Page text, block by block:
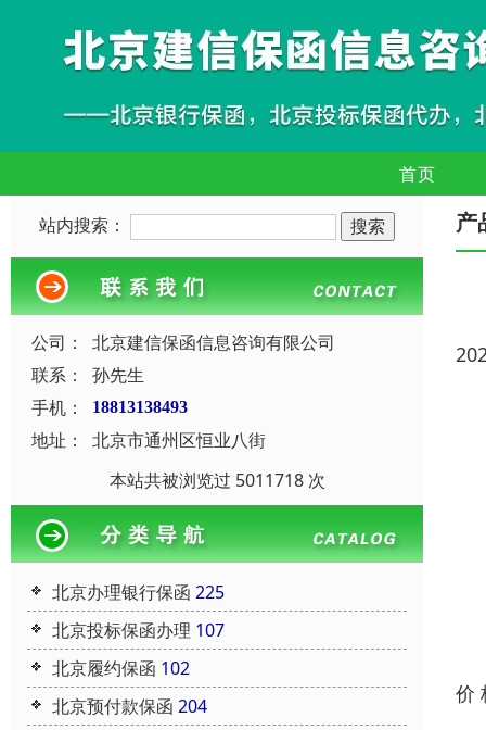
首页
站内搜索：
公司：
北京建信保函信息咨询有限公司
联系：
孙先生
手机：
18813138493
地址：
北京市通州区恒业八街
本站共被浏览过 5011718 次
北京办理银行保函 225
北京投标保函办理 107
北京履约保函 102
北京预付款保函 204
产
价